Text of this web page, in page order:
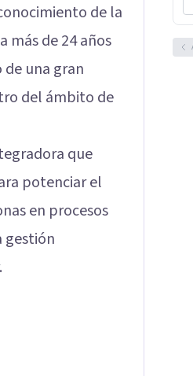
de la
más de 24 años
una gran
del ámbito de
que
potenciar el
en procesos
gestión